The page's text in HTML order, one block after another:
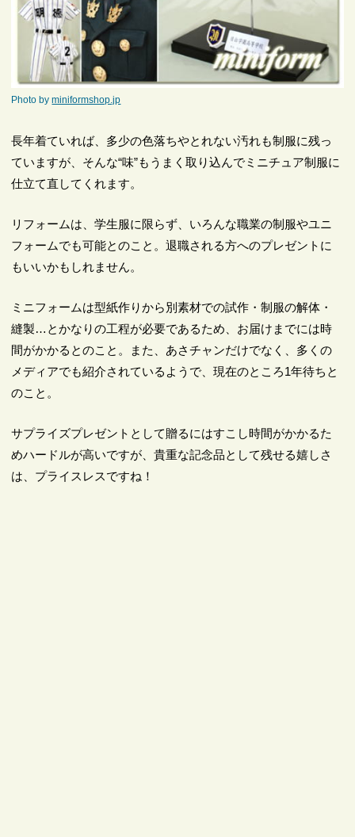
Photo byminiformshop.jp
長年着ていれば、多少の色落ちやとれない汚れも制服に残っ
ていますが、そんな“味”もうまく取り込んでミニチュア制服に
仕立て直してくれます。
リフォームは、学生服に限らず、いろんな職業の制服やユニ
フォームでも可能とのこと。退職される方へのプレゼントに
もいいかもしれません。
ミニフォームは型紙作りから別素材での試作・制服の解体・
縫製…とかなりの工程が必要であるため、お届けまでには時
間がかかるとのこと。また、あさチャンだけでなく、多くの
メディアでも紹介されているようで、現在のところ1年待ちと
のこと。
サプライズプレゼントとして贈るにはすこし時間がかかるた
めハードルが高いですが、貴重な記念品として残せる嬉しさ
は、プライスレスですね！